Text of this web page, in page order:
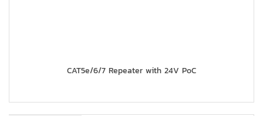
CAT5e/6/7 Repeater with 24V PoC